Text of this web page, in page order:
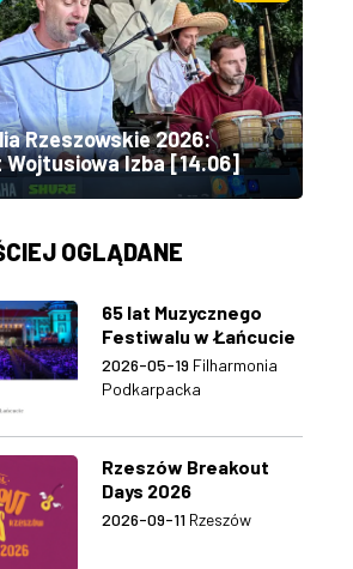
Rzeszowskie 2026:
Wojtusiowa Izba [14.06]
OGLĄDANE
65 lat Muzycznego
Festiwalu w Łańcucie
2026-05-19 Filharmonia
Podkarpacka
Rzeszów Breakout
Days 2026
2026-09-11 Rzeszów